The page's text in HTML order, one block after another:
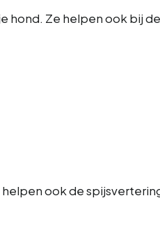
Ze helpen ook bij
ook de